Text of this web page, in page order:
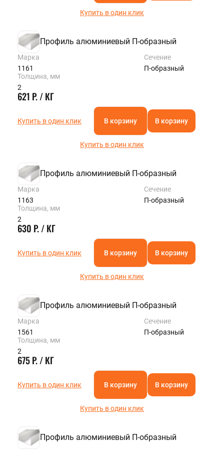
Купить в один клик
Профиль алюминиевый П-образный
Марка
1161
Сечение
П-образный
Толщина, мм
2
621 Р. / КГ
Купить в один клик В корзину В корзину
Купить в один клик
Профиль алюминиевый П-образный
Марка
1163
Сечение
П-образный
Толщина, мм
2
630 Р. / КГ
Купить в один клик В корзину В корзину
Купить в один клик
Профиль алюминиевый П-образный
Марка
1561
Сечение
П-образный
Толщина, мм
2
675 Р. / КГ
Купить в один клик В корзину В корзину
Купить в один клик
Профиль алюминиевый П-образный